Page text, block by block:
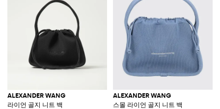
ALEXANDER WANG
라이언 골지 니트 백
ALEXANDER WANG
스몰 라이언 골지 니트 백